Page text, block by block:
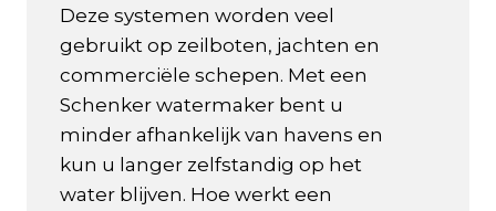
Deze systemen worden veel
gebruikt op zeilboten, jachten en
commerciële schepen. Met een
Schenker watermaker bent u
minder afhankelijk van havens en
kun u langer zelfstandig op het
water blijven. Hoe werkt een